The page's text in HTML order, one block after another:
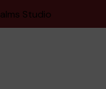
Studio